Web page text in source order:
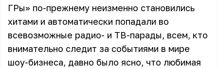
ГРы» по-прежнему неизменно становились
хитами и автоматически попадали во
всевозможные радио- и ТВ-парады, всем, кто
внимательно следит за событиями в мире
шоу-бизнеса, давно было ясно, что любимая